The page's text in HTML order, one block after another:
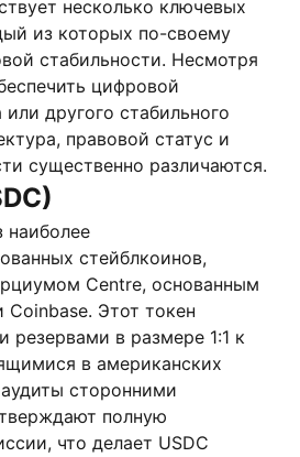
несколько ключевых
из которых по-своему
стабильности. Несмотря
цифровой
другого стабильного
правовой статус и
существенно различаются.
наиболее
стейблкоинов,
Centre, основанным
Этот токен
резервами в размере 1:1 к
в американских
сторонними
полную
что делает USDC